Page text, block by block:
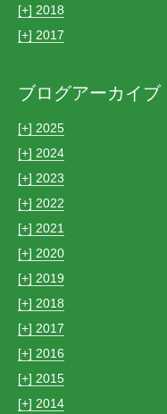
[+] 2018
[+] 2017
ブログアーカイブ
[+] 2025
[+] 2024
[+] 2023
[+] 2022
[+] 2021
[+] 2020
[+] 2019
[+] 2018
[+] 2017
[+] 2016
[+] 2015
[+] 2014